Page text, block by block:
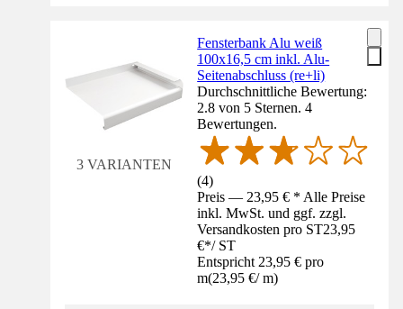
3 VARIANTEN
Fensterbank Alu weiß
100x16,5 cm inkl. Alu-
Seitenabschluss (re+li)
Durchschnittliche Bewertung:
2.8 von 5 Sternen. 4
Bewertungen.
(4)
Preis — 23,95 € * Alle Preise
inkl. MwSt. und ggf. zzgl.
Versandkosten pro ST23,95
€*/ ST
Entspricht 23,95 € pro
m(23,95 €/ m)